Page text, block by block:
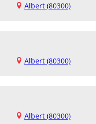
Albert (80300)
Albert (80300)
Albert (80300)